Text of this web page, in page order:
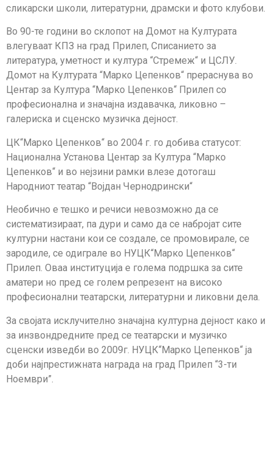
сликарски школи, литературни, драмски и фото клубови.
Во 90-те години во склопот на Домот на Културата
влегуваат КПЗ на град Прилеп, Списанието за
литература, уметност и култура “Стремеж“ и ЦСЛУ.
Домот на Културата “Марко Цепенков“ прераснува во
Центар за Култура “Марко Цепенков“ Прилеп со
професионална и значајна издавачка, ликовно –
галериска и сценско музичка дејност.
ЦК“Марко Цепенков“ во 2004 г. го добива статусот:
Национална Установа Центар за Култура “Марко
Цепенков“ и во нејзини рамки влезе дотогаш
Народниот театар “Војдан Чернодрински“
Необично е тешко и речиси невозможно да се
систематизираат, па дури и само да се набројат сите
културни настани кои се создале, се промовирале, се
зародиле, се одиграле во НУЦК“Марко Цепенков“
Прилеп. Оваа институција е голема подршка за сите
аматери но пред се голем репрезент на високо
професионални театарски, литературни и ликовни дела.
За својата исклучително значајна културна дејност како и
за инзвондредните пред се театарски и музичко
сценски изведби во 2009г. НУЦК“Марко Цепенков“ ја
доби најпрестижната награда на град Прилеп “3-ти
Ноември”.